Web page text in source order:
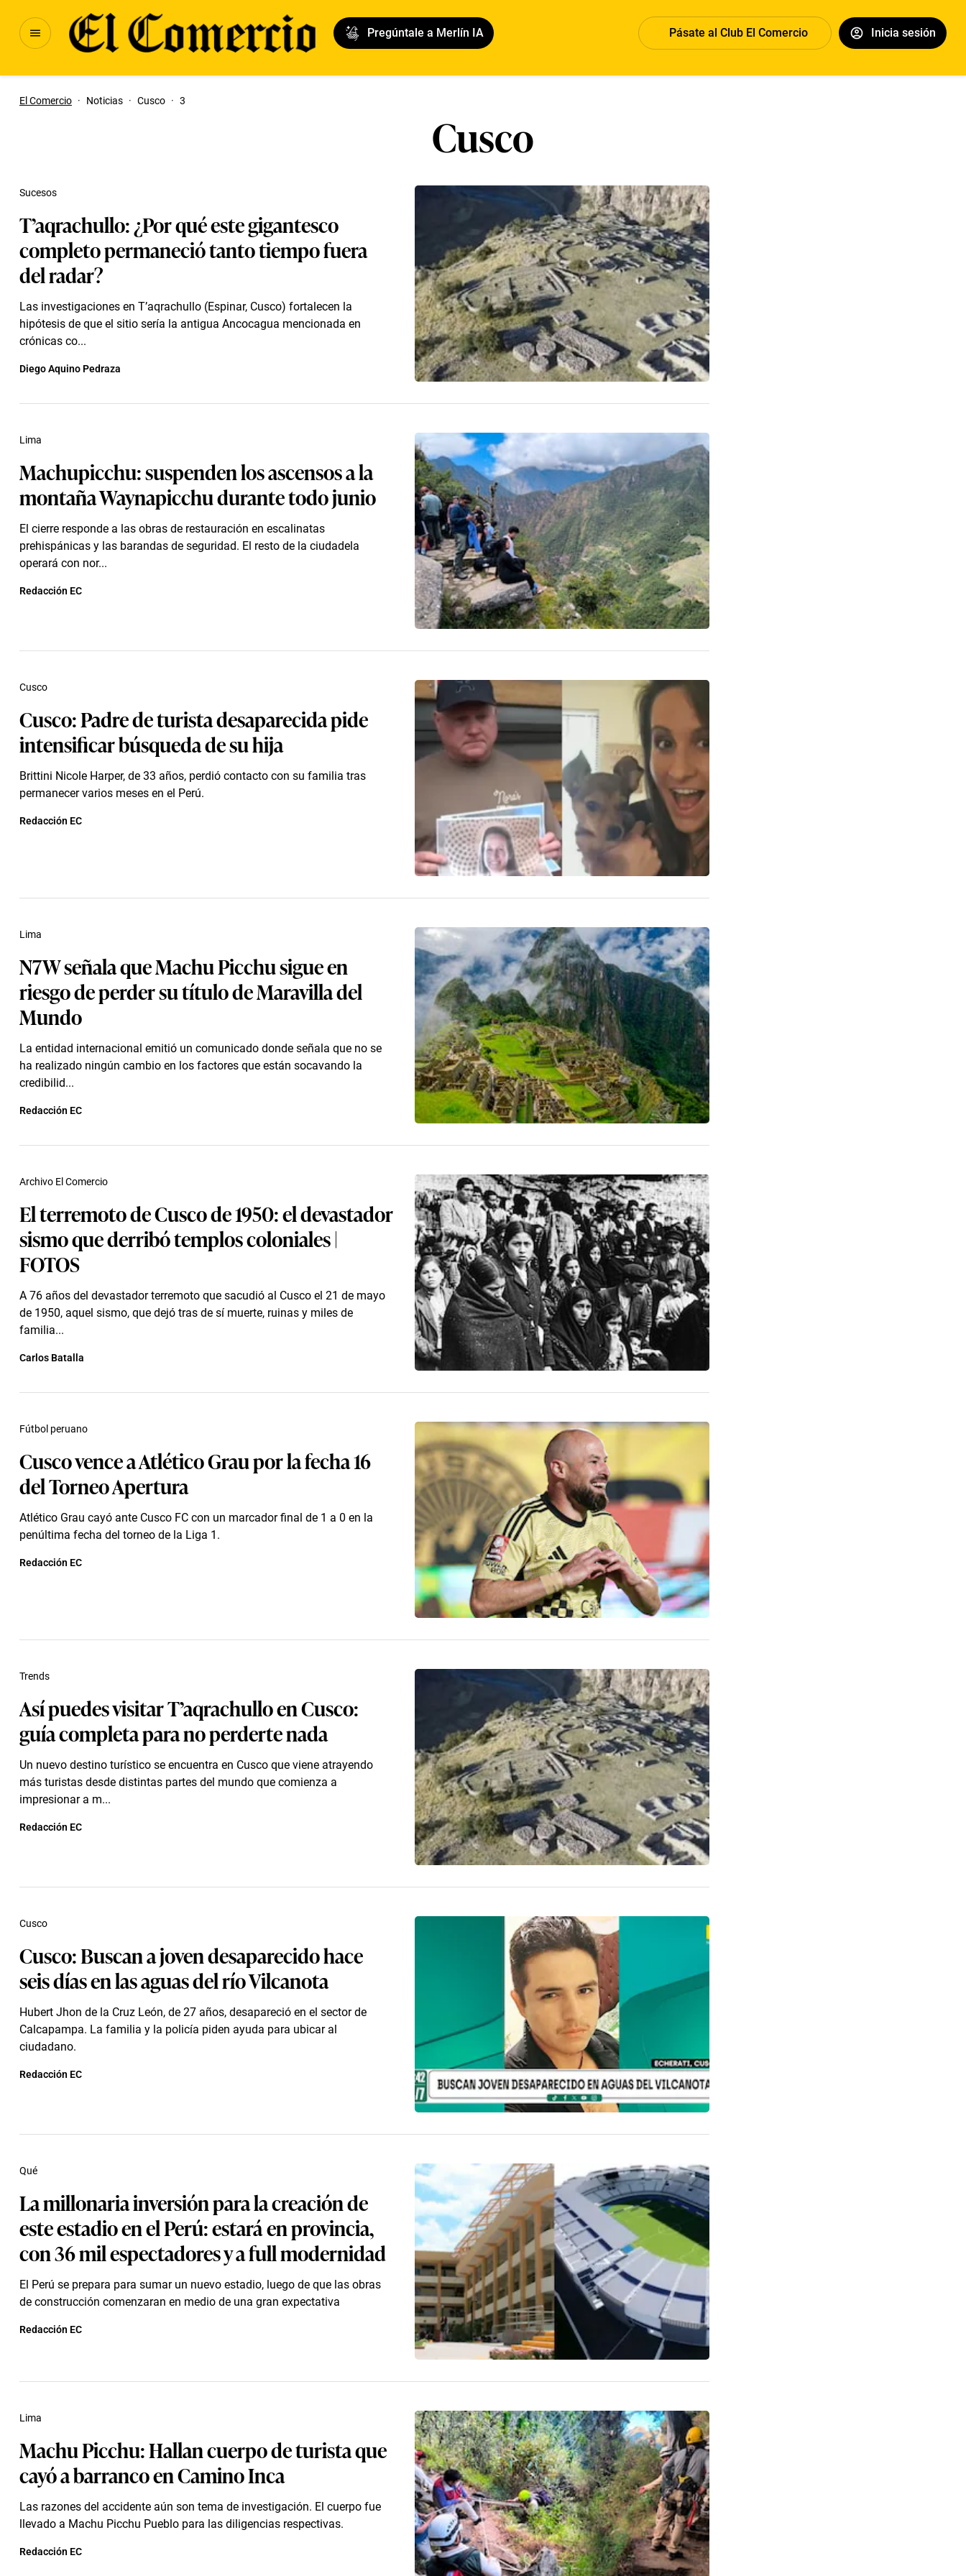
Pregúntale a Merlín IA Pásate al Club El Comercio Inicia sesión
El Comercio · Noticias · Cusco · 3
Cusco
T’aqrachullo: ¿Por qué este gigantesco
completo permaneció tanto tiempo fuera
del radar?
Las investigaciones en T’aqrachullo (Espinar, Cusco) fortalecen la
hipótesis de que el sitio sería la antigua Ancocagua mencionada en
crónicas co...
Sucesos
Diego Aquino Pedraza
Machupicchu: suspenden los ascensos a la
montaña Waynapicchu durante todo junio
El cierre responde a las obras de restauración en escalinatas
prehispánicas y las barandas de seguridad. El resto de la ciudadela
operará con nor...
Lima
Redacción EC
Cusco: Padre de turista desaparecida pide
intensificar búsqueda de su hija
Brittini Nicole Harper, de 33 años, perdió contacto con su familia tras
permanecer varios meses en el Perú.
Cusco
Redacción EC
N7W señala que Machu Picchu sigue en
riesgo de perder su título de Maravilla del
Mundo
La entidad internacional emitió un comunicado donde señala que no se
ha realizado ningún cambio en los factores que están socavando la
credibilid...
Lima
Redacción EC
El terremoto de Cusco de 1950: el devastador
sismo que derribó templos coloniales |
FOTOS
A 76 años del devastador terremoto que sacudió al Cusco el 21 de mayo
de 1950, aquel sismo, que dejó tras de sí muerte, ruinas y miles de
familia...
Archivo El Comercio
Carlos Batalla
Cusco vence a Atlético Grau por la fecha 16
del Torneo Apertura
Atlético Grau cayó ante Cusco FC con un marcador final de 1 a 0 en la
penúltima fecha del torneo de la Liga 1.
Fútbol peruano
Redacción EC
Así puedes visitar T’aqrachullo en Cusco:
guía completa para no perderte nada
Un nuevo destino turístico se encuentra en Cusco que viene atrayendo
más turistas desde distintas partes del mundo que comienza a
impresionar a m...
Trends
Redacción EC
Cusco: Buscan a joven desaparecido hace
seis días en las aguas del río Vilcanota
Hubert Jhon de la Cruz León, de 27 años, desapareció en el sector de
Calcapampa. La familia y la policía piden ayuda para ubicar al
ciudadano.
Cusco
Redacción EC
La millonaria inversión para la creación de
este estadio en el Perú: estará en provincia,
con 36 mil espectadores y a full modernidad
El Perú se prepara para sumar un nuevo estadio, luego de que las obras
de construcción comenzaran en medio de una gran expectativa
Qué
Redacción EC
Machu Picchu: Hallan cuerpo de turista que
cayó a barranco en Camino Inca
Las razones del accidente aún son tema de investigación. El cuerpo fue
llevado a Machu Picchu Pueblo para las diligencias respectivas.
Lima
Redacción EC